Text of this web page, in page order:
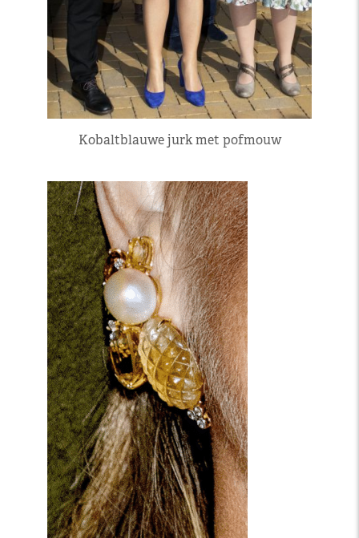
Kobaltblauwe jurk met pofmouw